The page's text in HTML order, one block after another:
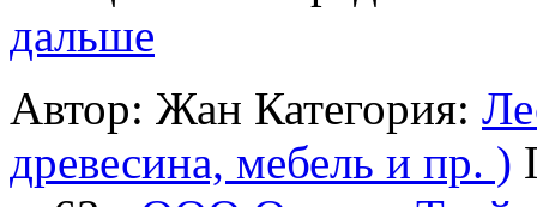
дальше
Автор: Жан Категория:
древесина, мебель и пр. )